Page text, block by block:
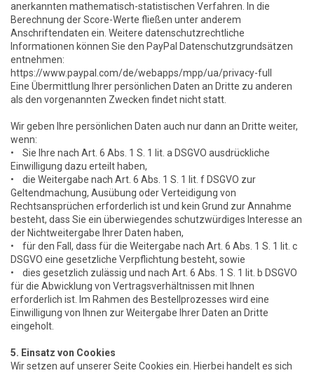
anerkannten mathematisch-statistischen Verfahren. In die
Berechnung der Score-Werte fließen unter anderem
Anschriftendaten ein. Weitere datenschutzrechtliche
Informationen können Sie den PayPal Datenschutzgrundsätzen
entnehmen:
https://www.paypal.com/de/webapps/mpp/ua/privacy-full
Eine Übermittlung Ihrer persönlichen Daten an Dritte zu anderen
als den vorgenannten Zwecken findet nicht statt.
Wir geben Ihre persönlichen Daten auch nur dann an Dritte weiter,
wenn:
• Sie Ihre nach Art. 6 Abs. 1 S. 1 lit. a DSGVO ausdrückliche
Einwilligung dazu erteilt haben,
• die Weitergabe nach Art. 6 Abs. 1 S. 1 lit. f DSGVO zur
Geltendmachung, Ausübung oder Verteidigung von
Rechtsansprüchen erforderlich ist und kein Grund zur Annahme
besteht, dass Sie ein überwiegendes schutzwürdiges Interesse an
der Nichtweitergabe Ihrer Daten haben,
• für den Fall, dass für die Weitergabe nach Art. 6 Abs. 1 S. 1 lit. c
DSGVO eine gesetzliche Verpflichtung besteht, sowie
• dies gesetzlich zulässig und nach Art. 6 Abs. 1 S. 1 lit. b DSGVO
für die Abwicklung von Vertragsverhältnissen mit Ihnen
erforderlich ist. Im Rahmen des Bestellprozesses wird eine
Einwilligung von Ihnen zur Weitergabe Ihrer Daten an Dritte
eingeholt.
5. Einsatz von Cookies
Wir setzen auf unserer Seite Cookies ein. Hierbei handelt es sich